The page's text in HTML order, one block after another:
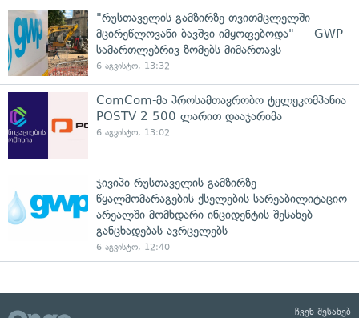
"რუსთაველის გამზირზე თვითმცლელში
მცირეწლოვანი ბავშვი იმყოფებოდა" — GWP
სამართლებრივ ზომებს მიმართავს
6 აგვისტო, 13:32
ComCom-მა პროსამთავრობო ტელეკომპანია
POSTV 2 500 ლარით დააჯარიმა
6 აგვისტო, 13:02
ჯივიპი რუსთაველის გამზირზე
წყალმომარაგების ქსელების სარეაბილიტაციო
არეალში მომხდარი ინციდენტის შესახებ
განცხადებას ავრცელებს
6 აგვისტო, 12:40
ჩვენ შესახებ